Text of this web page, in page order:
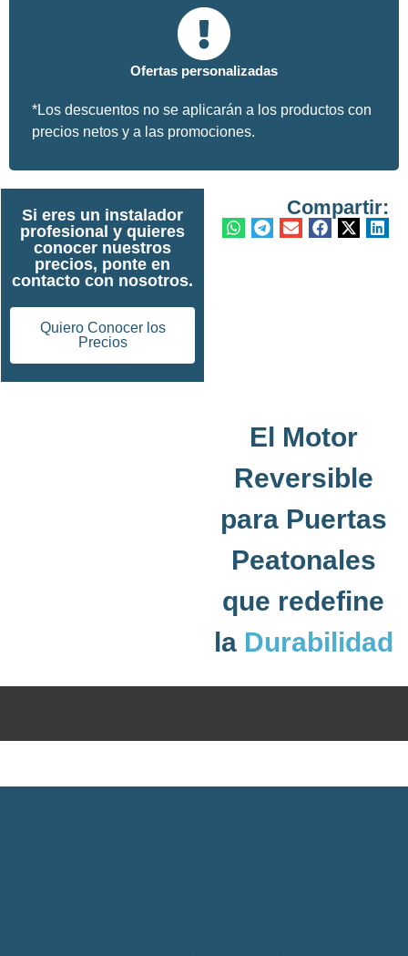
Ofertas personalizadas
*Los descuentos no se aplicarán a los productos con
precios netos y a las promociones.
Si eres un instalador
profesional y quieres
conocer nuestros
precios, ponte en
contacto con nosotros.
Quiero Conocer los
Precios
Compartir:
El Motor
Reversible
para Puertas
Peatonales
que redefine
la Durabilidad